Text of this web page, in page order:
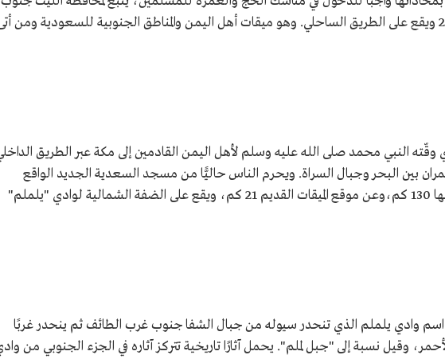
غرب مكة المكرمة بنحو 85 كم2 ويقع على الطريق الساحلي. وهو ميقات أهل اليمن والمناطق الجنوبية للسعودية ومن
وقّته النبي محمد صلى الله عليه وسلم لأهل اليمن القادمين إلى مكة عبر الطريق
بين البحر وجبال السراة. ويحرم الناس حاليًّا من مسجد السعدية الجديد الواقع
جنوب مكة المكرمة، ويبعد عنها 130 كم،وعن موقع الميقات القديم 21 كم، ويقع على الضفة الشمالية لوادي "يلملم"
وادي يلملم الذي تنحدر سيوله من جبال الشفا جنوب غرب الطائف ثم ينحدر غربًا
وقيل نسبة إلى "جبل لملم". يحمل آثارًا تاريخية تتركز آثاره في الجزء الجنوبي من